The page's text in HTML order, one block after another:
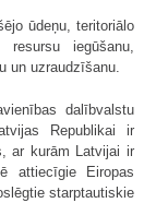
ūdeņu, teritoriālo
iegūšanu,
un uzraudzīšanu.
dalībvalstu
Republikai ir
ar kurām Latvijai ir
attiecīgie Eiropas
starptautiskie